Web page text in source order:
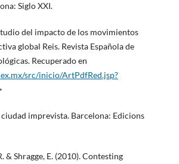
Siglo XXI.
del impacto de los movimientos
global Reis. Revista Española de
Recuperado en
src/inicio/ArtPdfRed.jsp?
ciudad imprevista. Barcelona: Edicions
& Shragge, E. (2010). Contesting